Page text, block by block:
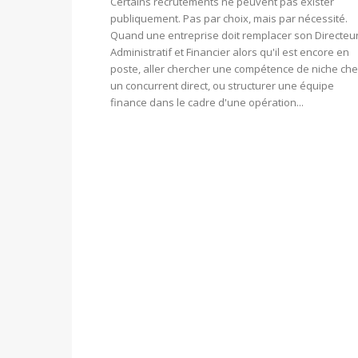
publiquement. Pas par choix, mais par nécessité.
Quand une entreprise doit remplacer son
Administratif et Financier alors qu'il est encore en
poste, aller chercher une compétence de niche
un concurrent direct, ou structurer une équipe
finance dans le cadre d'une opération...